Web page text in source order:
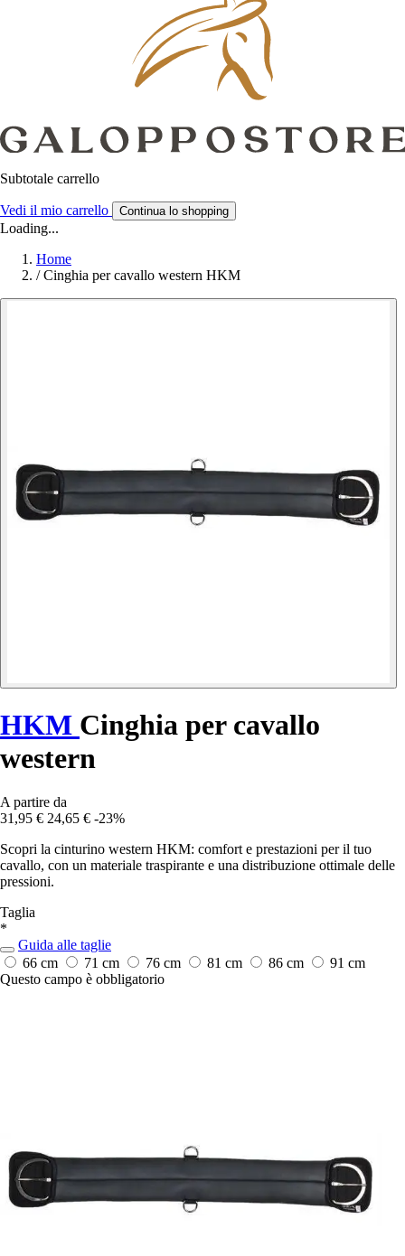
Subtotale carrello
Vedi il mio carrello Continua lo shopping
Loading...
Home
/ Cinghia per cavallo western HKM
HKM Cinghia per cavallo
western
A partire da
31,95 € 24,65 € -23%
Scopri la cinturino western HKM: comfort e prestazioni per il tuo
cavallo, con un materiale traspirante e una distribuzione ottimale delle
pressioni.
Taglia
*
Guida alle taglie
66 cm
71 cm 76 cm 81 cm 86 cm
91 cm
Questo campo è obbligatorio